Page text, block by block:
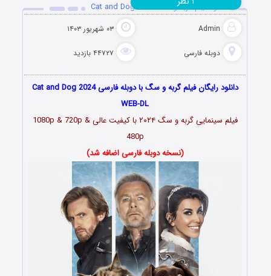
دانلود فیلم گربه و سگ Cat and Dog 2024
Admin ۰۳ شهریور ۱۴۰۳
دوبله فارسی ۴۴۷۲۷ بازدید
دانلود رایگان فیلم گربه و سگ با دوبله فارسی Cat and Dog 2024
WEB-DL
فیلم سینمایی گربه و سگ۲۰۲۴
با کیفیت عالی 1080p & 720p &
480p
(نسخه دوبله فارسی اضافه شد)